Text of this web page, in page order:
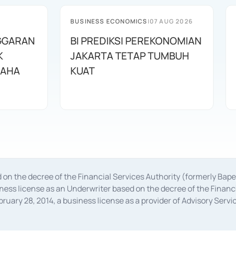
BUSINESS ECONOMICS|07 AUG 2026
BI PREDIKSI PEREKONOMIAN
JAKARTA TETAP TUMBUH
KUAT
the decree of the Financial Services Authority (formerly
license as an Underwriter based on the decree of the
28, 2014, a business license as a provider of Advisory
Number S-67/PM.21/2014 dated February 28, 2014, a